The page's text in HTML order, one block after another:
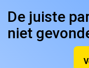
De juiste
niet